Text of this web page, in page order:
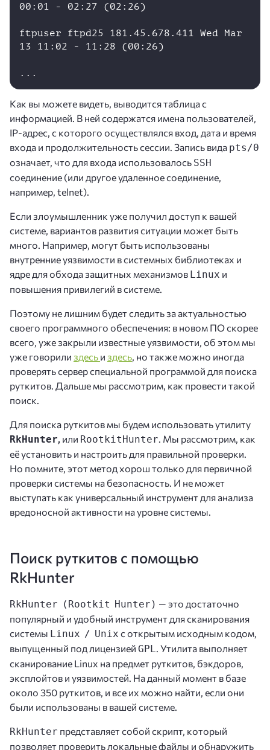
00:01 - 02:27 (02:26)
ftpuser ftpd25 181.45.678.411 Wed Mar
13 11:02 - 11:28 (00:26)
...
Как вы можете видеть, выводится таблица с
информацией. В ней содержатся имена пользователей,
IP-адрес, с которого осуществлялся вход, дата и время
входа и продолжительность сессии. Запись вида pts/0
означает, что для входа использовалось SSH
соединение (или другое удаленное соединение,
например, telnet).
Если злоумышленник уже получил доступ к вашей
системе, вариантов развития ситуации может быть
много. Например, могут быть использованы
внутренние уязвимости в системных библиотеках и
ядре для обхода защитных механизмов Linux и
повышения привилегий в системе.
Поэтому не лишним будет следить за актуальностью
своего программного обеспечения: в новом ПО скорее
всего, уже закрыли известные уязвимости, об этом мы
уже говорили здесь и здесь , но также можно иногда
проверять сервер специальной программой для поиска
руткитов. Дальше мы рассмотрим, как провести такой
поиск.
Для поиска руткитов мы будем использовать утилиту
RkHunter, или RootkitHunter . Мы рассмотрим, как
её установить и настроить для правильной проверки.
Но помните, этот метод хорош только для первичной
проверки системы на безопасность. И не может
выступать как универсальный инструмент для анализа
вредоносной активности на уровне системы.
Поиск руткитов с помощью
RkHunter
RkHunter (Rootkit Hunter) — это достаточно
популярный и удобный инструмент для сканирования
системы Linux / Unix с открытым исходным кодом,
выпущенный под лицензией GPL
. Утилита выполняет
сканирование Linux на предмет руткитов, бэкдоров,
эксплойтов и уязвимостей. На данный момент в базе
около 350 руткитов, и все их можно найти, если они
были использованы в вашей системе.
RkHunter представляет собой скрипт, который
позволяет проверить локальные файлы и обнаружить